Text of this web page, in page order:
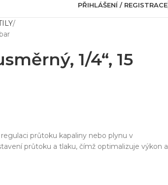
PŘIHLÁŠENÍ / REGISTRACE
1/4“, 15
průtoku kapaliny nebo plynu v
průtoku a tlaku, čímž optimalizuje výkon a